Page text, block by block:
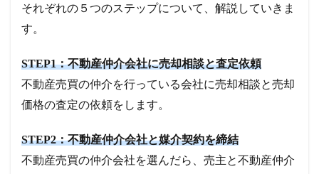
それぞれの５つのステップについて、解説していきま
す。
STEP1：不動産仲介会社に売却相談と査定依頼
不動産売買の仲介を行っている会社に売却相談と売却
価格の査定の依頼をします。
STEP2：不動産仲介会社と媒介契約を締結
不動産売買の仲介会社を選んだら、売主と不動産仲介